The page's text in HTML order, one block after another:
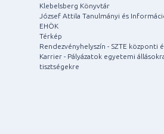
Klebelsberg Könyvtár
József Attila Tanulmányi és
EHÖK
Térkép
Rendezvényhelyszín - SZTE központi
Karrier - Pályázatok egyetemi
tisztségekre